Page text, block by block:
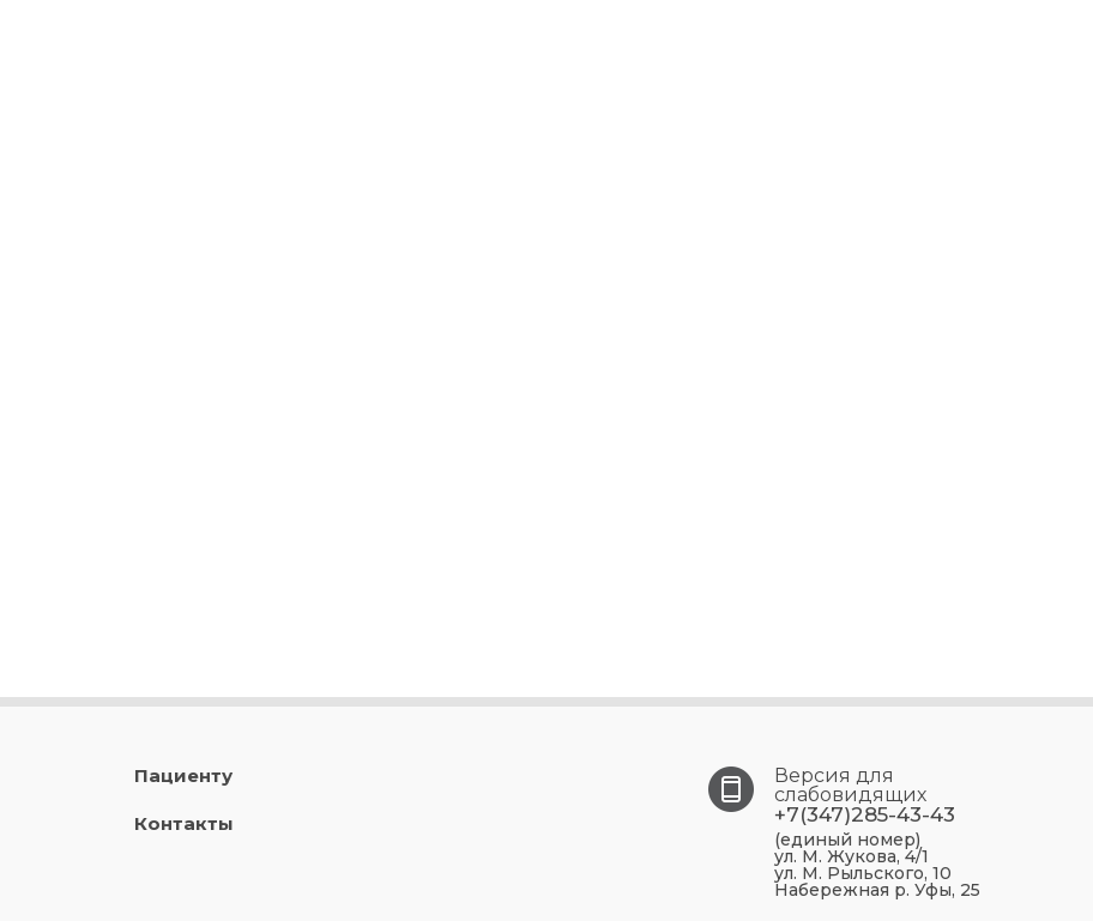
Пациенту
Контакты
Версия для
слабовидящих
+7(347)285-43-43
(единый номер)
ул. М. Жукова, 4/1
ул. М. Рыльского, 10
Набережная р. Уфы, 25